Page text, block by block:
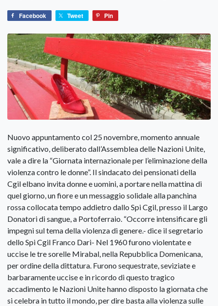
Facebook Tweet Pin
Nuovo appuntamento col 25 novembre, momento annuale
significativo, deliberato dall’Assemblea delle Nazioni Unite,
vale a dire la “Giornata internazionale per l’eliminazione della
violenza contro le donne”. Il sindacato dei pensionati della
Cgil elbano invita donne e uomini, a portare nella mattina di
quel giorno, un fiore e un messaggio solidale alla panchina
rossa collocata tempo addietro dallo Spi Cgil, presso il Largo
Donatori di sangue, a Portoferraio. “Occorre intensificare gli
impegni sul tema della violenza di genere.- dice il segretario
dello Spi Cgil Franco Dari- Nel 1960 furono violentate e
uccise le tre sorelle Mirabal, nella Repubblica Domenicana,
per ordine della dittatura. Furono sequestrate, seviziate e
barbaramente uccise e in ricordo di questo tragico
accadimento le Nazioni Unite hanno disposto la giornata che
si celebra in tutto il mondo, per dire basta alla violenza sulle